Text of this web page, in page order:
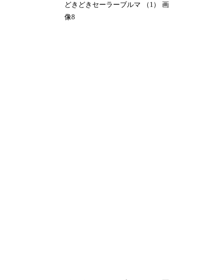
どきどきセーラーブルマ （1） 画
像8